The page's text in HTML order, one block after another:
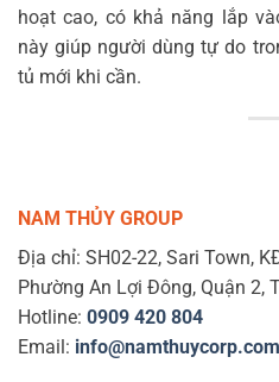
hoạt cao, có khả năng lắp
này giúp người dùng tự do
tủ mới khi cần.
NAM THỦY GROUP
Địa chỉ: SH02-22, Sari Town,
Phường An Lợi Đông, Quận 2,
Hotline: 0909 420 804
Email: info@namthuycorp.com